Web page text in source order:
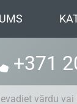
+371